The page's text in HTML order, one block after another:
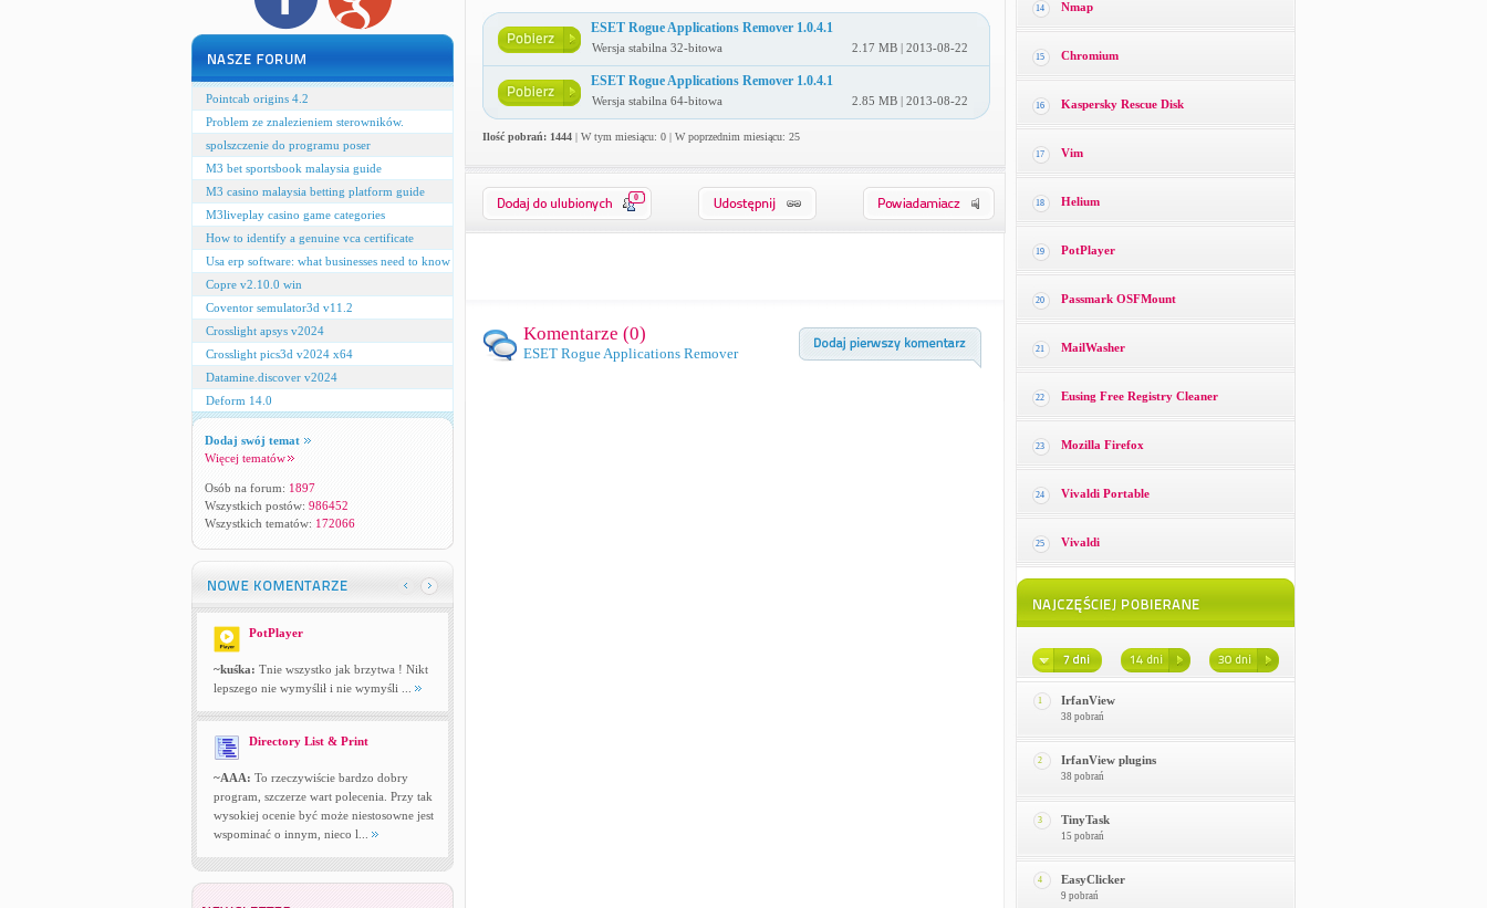
Pointcab origins 4.2
Problem ze znalezieniem sterowników.
spolszczenie do programu poser
M3 bet sportsbook malaysia guide
M3 casino malaysia betting platform guide
M3liveplay casino game categories
How to identify a genuine vca certificate
Usa erp software: what businesses need to know
Copre v2.10.0 win
Coventor semulator3d v11.2
Crosslight apsys v2024
Crosslight pics3d v2024 x64
Datamine.discover v2024
Deform 14.0
Dodaj swój temat
Więcej tematów
Osób na forum: 1897
Wszystkich postów: 986452
Wszystkich tematów: 172066
PotPlayer
~kuśka: Tnie wszystko jak brzytwa ! Nikt
lepszego nie wymyślił i nie wymyśli ...
Directory List & Print
~AAA: To rzeczywiście bardzo dobry
program, szczerze wart polecenia. Przy tak
wysokiej ocenie być może niestosowne jest
wspominać o innym, nieco l...
ESET Rogue Applications Remover 1.0.4.1
Wersja stabilna 32-bitowa 2.17 MB | 2013-08-22
ESET Rogue Applications Remover 1.0.4.1
Wersja stabilna 64-bitowa 2.85 MB | 2013-08-22
Ilość pobrań: 1444| W tym miesiącu: 0 | W poprzednim miesiącu: 25
0
Komentarze (0)
ESET Rogue Applications Remover
14 Nmap
15 Chromium
16 Kaspersky Rescue Disk
17 Vim
18 Helium
19 PotPlayer
20 Passmark OSFMount
21 MailWasher
22 Eusing Free Registry Cleaner
23 Mozilla Firefox
24 Vivaldi Portable
25 Vivaldi
1 IrfanView
38 pobrań
2 IrfanView plugins
38 pobrań
3 TinyTask
15 pobrań
4 EasyClicker
9 pobrań